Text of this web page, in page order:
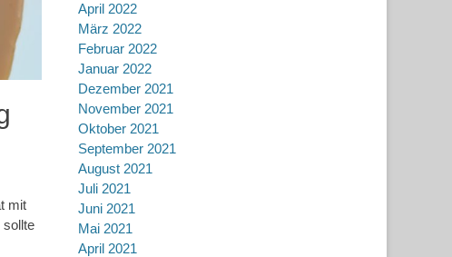
mit
sollte
April 2022
März 2022
Februar 2022
Januar 2022
Dezember 2021
November 2021
Oktober 2021
September 2021
August 2021
Juli 2021
Juni 2021
Mai 2021
April 2021